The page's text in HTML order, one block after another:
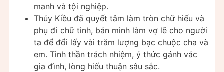
manh và tội nghiệp.
Thúy Kiều đã quyết tâm làm tròn chữ hiếu và
phụ đi chữ tình, bán mình làm vợ lẽ cho người
ta để đổi lấy vài trăm lượng bạc chuộc cha và
em. Tinh thần trách nhiệm, ý thức gánh vác
gia đình, lòng hiếu thuận sâu sắc.